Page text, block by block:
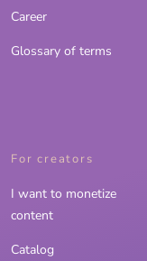
Career
Glossary of terms
For creators
I want to monetize
content
Catalog